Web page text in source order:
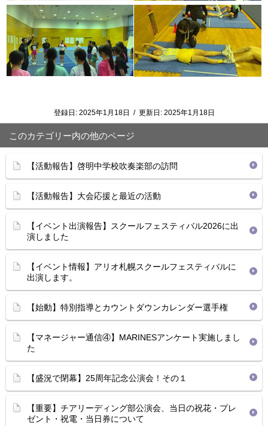
登録日: 2025年1月18日 / 更新日: 2025年1月18日
このカテゴリー内の他のページ
【活動報告】啓明中学校吹奏楽部の訪問
【活動報告】大会応援と最近の活動
【イベント出演報告】スクールフェスティバル2026に出
演しました
【イベント情報】アリオ札幌スクールフェスティバルに
出演します。
【始動】特別指導とカウントダウンカレンダー選手権
【マネージャー通信④】MARINESアンケート実施しまし
た
【盛況で閉幕】25周年記念公演会！その１
【重要】チアリーディング部公演会、当日の祝花・プレ
ゼント・祝電・当日券について